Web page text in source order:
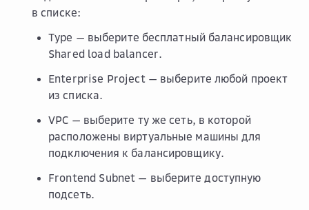
в списке:
Type — выберите бесплатный балансировщик
Shared load balancer.
Enterprise Project— выберите любой проект
из списка.
VPC — выберите ту же сеть, в которой
расположены виртуальные машины для
подключения к балансировщику.
Frontend Subnet — выберите доступную
подсеть.